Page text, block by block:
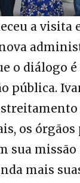
a visita
o diálogo
pública.
os órgãos
sua
mais